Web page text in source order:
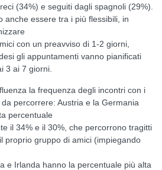
(34%) e seguiti dagli spagnoli (29%).
anche essere tra i più flessibili, in
con un preavviso di 1-2 giorni,
gli appuntamenti vanno pianificati
3 ai 7 giorni.
la frequenza degli incontri con i
percorrere: Austria e la Germania
percentuale
il 34% e il 30%, che percorrono tragitti
proprio gruppo di amici (impiegando
e Irlanda hanno la percentuale più alta